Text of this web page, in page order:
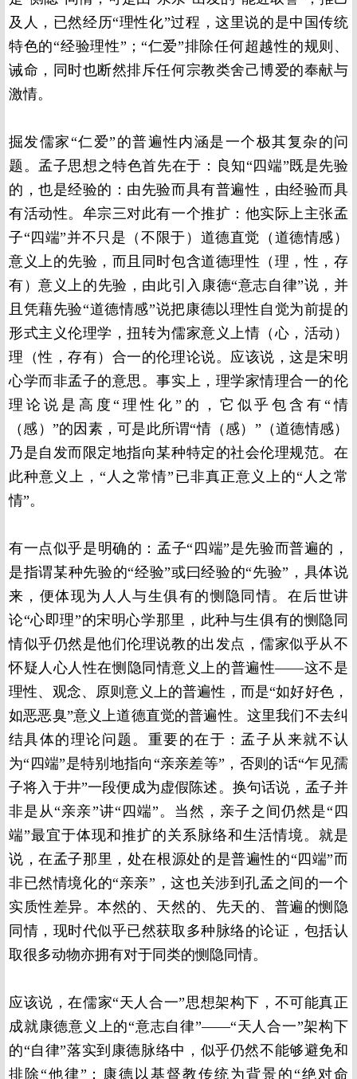
及人，已然经历“理性化”过程，这里说的是中国传统
特色的“经验理性”；“仁爱”排除任何超越性的规则、
诫命，同时也断然排斥任何宗教类舍己博爱的奉献与
激情。
掘发儒家“仁爱”的普遍性内涵是一个极其复杂的问
题。孟子思想之特色首先在于：良知“四端”既是先验
的，也是经验的：由先验而具有普遍性，由经验而具
有活动性。牟宗三对此有一个推扩：他实际上主张孟
子“四端”并不只是（不限于）道德直觉（道德情感）
意义上的先验，而且同时包含道德理性（理，性，存
有）意义上的先验，由此引入康德“意志自律”说，并
且凭藉先验“道德情感”说把康德以理性自觉为前提的
形式主义伦理学，扭转为儒家意义上情（心，活动）
理（性，存有）合一的伦理论说。应该说，这是宋明
心学而非孟子的意思。事实上，理学家情理合一的伦
理论说是高度“理性化”的，它似乎包含有“情
（感）”的因素，可是此所谓“情（感）”（道德情感）
乃是自发而限定地指向某种特定的社会伦理规范。在
此种意义上，“人之常情”已非真正意义上的“人之常
情”。
有一点似乎是明确的：孟子“四端”是先验而普遍的，
是指谓某种先验的“经验”或曰经验的“先验”，具体说
来，便体现为人人与生俱有的恻隐同情。在后世讲
论“心即理”的宋明心学那里，此种与生俱有的恻隐同
情似乎仍然是他们伦理说教的出发点，儒家似乎从不
怀疑人心人性在恻隐同情意义上的普遍性——这不是
理性、观念、原则意义上的普遍性，而是“如好好色，
如恶恶臭”意义上道德直觉的普遍性。这里我们不去纠
结具体的理论问题。重要的在于：孟子从来就不认
为“四端”是特别地指向“亲亲差等”，否则的话“乍见孺
子将入于井”一段便成为虚假陈述。换句话说，孟子并
非是从“亲亲”讲“四端”。当然，亲子之间仍然是“四
端”最宜于体现和推扩的关系脉络和生活情境。就是
说，在孟子那里，处在根源处的是普遍性的“四端”而
非已然情境化的“亲亲”，这也关涉到孔孟之间的一个
实质性差异。本然的、天然的、先天的、普遍的恻隐
同情，现时代似乎已然获取多种脉络的论证，包括认
取很多动物亦拥有对于同类的恻隐同情。
应该说，在儒家“天人合一”思想架构下，不可能真正
成就康德意义上的“意志自律”——“天人合一”架构下
的“自律”落实到康德脉络中，似乎仍然不能够避免和
排除“他律”；康德以基督教传统为背景的“绝对命